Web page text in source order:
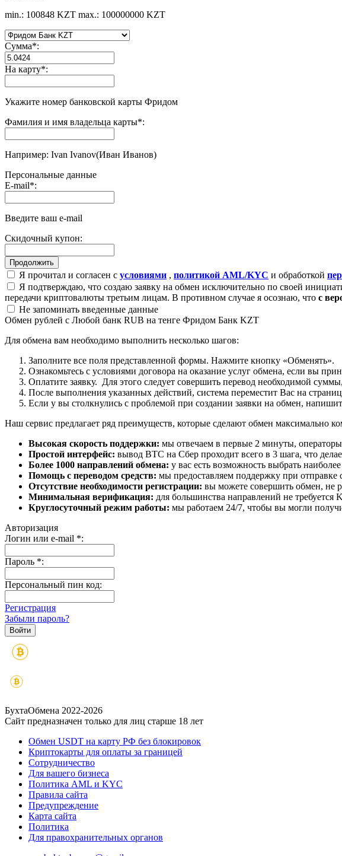
min.: 100848 KZT max.: 100000000 KZT
Сумма*:
На карту*:
Укажите номер банковской карты Фридом
Фамилия и имя владельца карты*:
Например: Ivan Ivanov(Иван Иванов)
Персональные данные
E-mail*:
Введите ваш e-mail
Скидочный купон:
Я прочитал и согласен с условиями , политикой AML/KYC и обработкой
Я подтверждаю, что создаю заявку на обмен исключительно по своей
передачи криптовалюты третьим лицам. В противном случае я осознаю, что с
Не запоминать введенные данные
Обмен рублей с Любой банк RUB на тенге Фридом Банк KZT
Для обмена вам необходимо выполнить несколько шагов:
Заполните все поля представленной формы. Нажмите кнопку «Обменять».
Ознакомьтесь с условиями договора на оказание услуг обмена, если вы
Оплатите заявку. Для этого следует совершить перевод необходимой
После выполнения указанных действий, система переместит Вас на
Если у вы столкнулись с проблемой при создании заявки на обмен,
Наш сервис предлагает ряд преимуществ, которые сделают обмен максимально
Высокая скорость поддержки: мы отвечаем в первые 2 минуты,
Простой интерфейс: вывод BTC на Сбер проходит всего в 3 шага, что
Более 1000 направлений обмена: у вас есть возможность выбрать
Помощь с переводом средств: мы предоставляем поддержку при
Отсутствие необходимости регистрации: вы можете совершить обмен, не
Минимальная верификация: для большинства направлений не требуется
Круглосуточный режим работы: мы работаем 24/7, чтобы вы могли
Авторизация
Логин или e-mail *:
Пароль *:
Персональный пин код:
Регистрация
Забыли пароль?
БухтаОбмена 2022-2026
Сайт предназначен только для лиц старше 18 лет
Обмен USDT на карту РФ без блокировок
Криптокарты для оплаты за границей
Сотрудничество
Для вашего бизнеса
Политика AML и KYC
Правила сайта
Предупреждение
Карта сайта
Политика
Для правохранительных органов